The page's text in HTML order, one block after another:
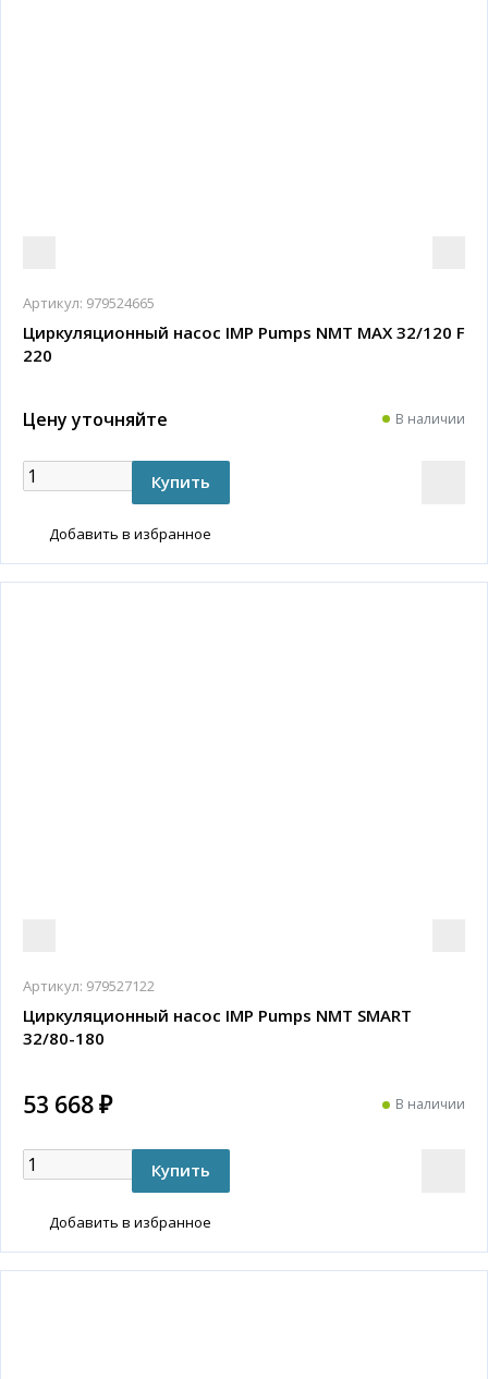
Артикул: 979524665
Циркуляционный насос IMP Pumps NMT MAX 32/120 F
220
Цену уточняйте В наличии
Добавить в избранное
Артикул: 979527122
Циркуляционный насос IMP Pumps NMT SMART
32/80-180
53 668 ₽ В наличии
Добавить в избранное